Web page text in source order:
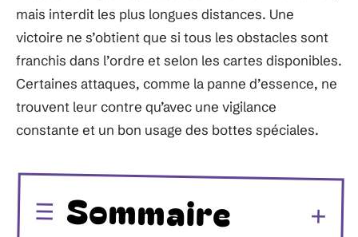
mais interdit les plus longues distances. Une
victoire ne s’obtient que si tous les obstacles sont
franchis dans l’ordre et selon les cartes disponibles.
Certaines attaques, comme la panne d’essence, ne
trouvent leur contre qu’avec une vigilance
constante et un bon usage des bottes spéciales.
Sommaire